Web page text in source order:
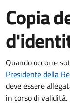
Copia
Quando occorre
Presidente della
deve essere
in corso di validità.